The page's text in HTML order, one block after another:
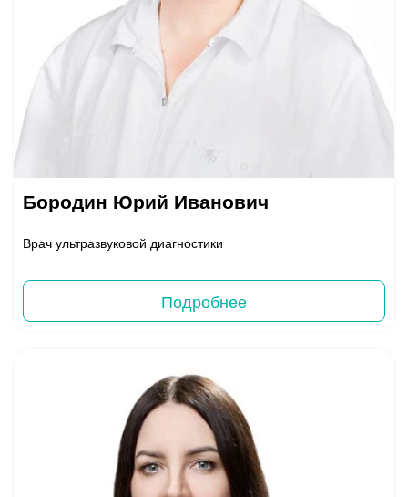
Бородин Юрий Иванович
Врач ультразвуковой диагностики
Подробнее